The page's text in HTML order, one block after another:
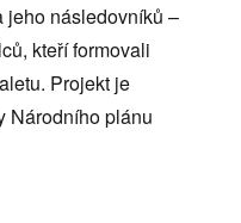
jeho následovníků –
kteří formovali
Projekt je
Národního plánu